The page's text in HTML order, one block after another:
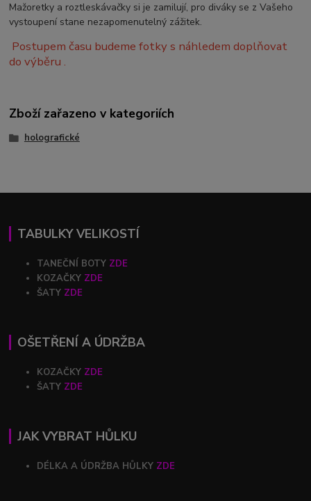
Mažoretky a roztleskávačky si je zamilují, pro diváky se z Vašeho
vystoupení stane nezapomenutelný zážitek.
Postupem času budeme fotky s náhledem doplňovat
do výběru .
Zboží zařazeno v kategoriích
holografické
TABULKY VELIKOSTÍ
TANEČNÍ BOTY ZDE
KOZAČKY ZDE
ŠATY ZDE
OŠETŘENÍ A ÚDRŽBA
KOZAČKY ZDE
ŠATY ZDE
JAK VYBRAT HŮLKU
DÉLKA A ÚDRŽBA HŮLKY ZDE